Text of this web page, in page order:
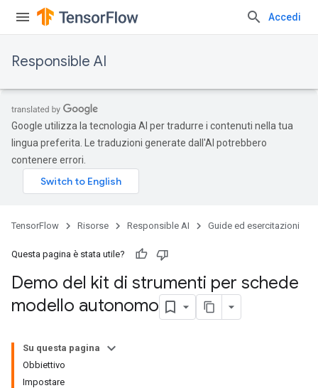
Accedi
Responsible AI
Google utilizza la tecnologia AI per tradurre i contenuti nella tua
lingua preferita. Le traduzioni generate dall'AI potrebbero
contenere errori.
TensorFlow Risorse Responsible AI Guide ed esercitazioni
Questa pagina è stata utile?
Demo del kit di strumenti per schede
modello autonomo
Su questa pagina
Obbiettivo
Impostare